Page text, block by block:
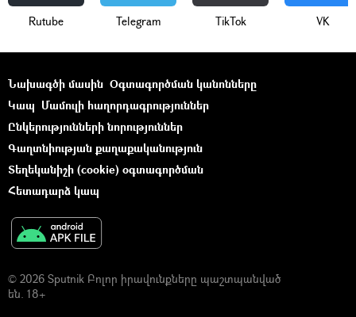
Rutube Telegram ТikТоk VK
Նախագծի մասին Օգտագործման կանոնները
Կապ Մամուլի հաղորդագրություններ
Ընկերությունների նորություններ
Գաղտնիության քաղաքականություն
Տեղեկանիշի (cookie) օգտագործման
Հետադարձ կապ
© 2026 Sputnik Բոլոր իրավունքները պաշտպանված
են. 18+